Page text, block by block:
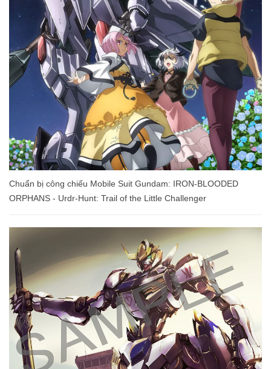
Chuẩn bị công chiếu Mobile Suit Gundam: IRON-BLOODED
ORPHANS - Urdr-Hunt: Trail of the Little Challenger